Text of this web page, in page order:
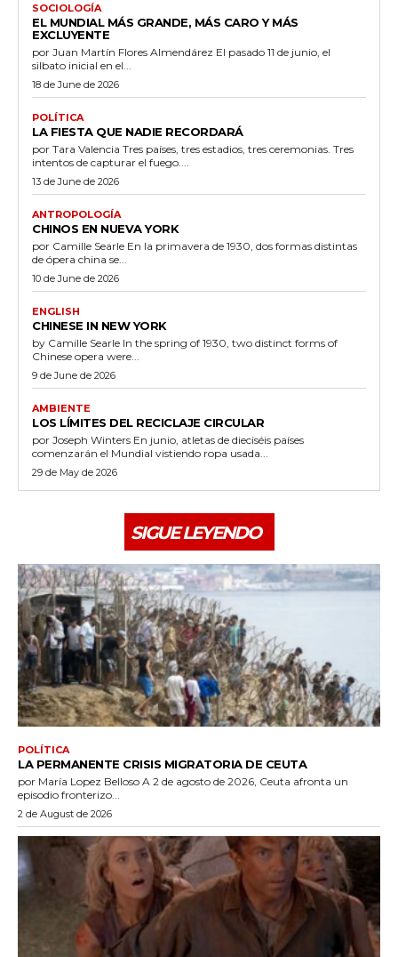
SOCIOLOGÍA
EL MUNDIAL MÁS GRANDE, MÁS CARO Y MÁS
EXCLUYENTE
por Juan Martín Flores Almendárez El pasado 11 de junio, el
silbato inicial en el...
18 de June de 2026
POLÍTICA
LA FIESTA QUE NADIE RECORDARÁ
por Tara Valencia Tres países, tres estadios, tres ceremonias. Tres
intentos de capturar el fuego....
13 de June de 2026
ANTROPOLOGÍA
CHINOS EN NUEVA YORK
por Camille Searle En la primavera de 1930, dos formas distintas
de ópera china se...
10 de June de 2026
ENGLISH
CHINESE IN NEW YORK
by Camille Searle In the spring of 1930, two distinct forms of
Chinese opera were...
9 de June de 2026
AMBIENTE
LOS LÍMITES DEL RECICLAJE CIRCULAR
por Joseph Winters En junio, atletas de dieciséis países
comenzarán el Mundial vistiendo ropa usada...
29 de May de 2026
SIGUE LEYENDO
POLÍTICA
LA PERMANENTE CRISIS MIGRATORIA DE CEUTA
por María Lopez Belloso A 2 de agosto de 2026, Ceuta afronta un
episodio fronterizo...
2 de August de 2026